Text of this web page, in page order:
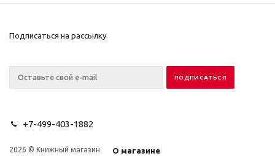
Подписаться на рассылку
+7-499-403-1882
2026 © Книжный магазин
О магазине